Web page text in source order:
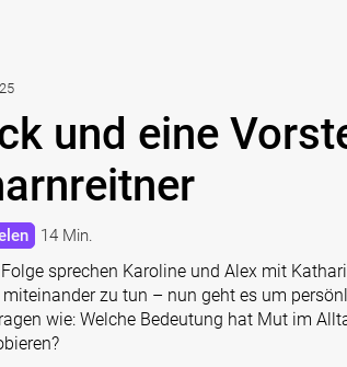
und eine
14 Min.
sprechen Karoline und Alex mit
zu tun – nun geht es um
wie: Welche Bedeutung hat Mut im